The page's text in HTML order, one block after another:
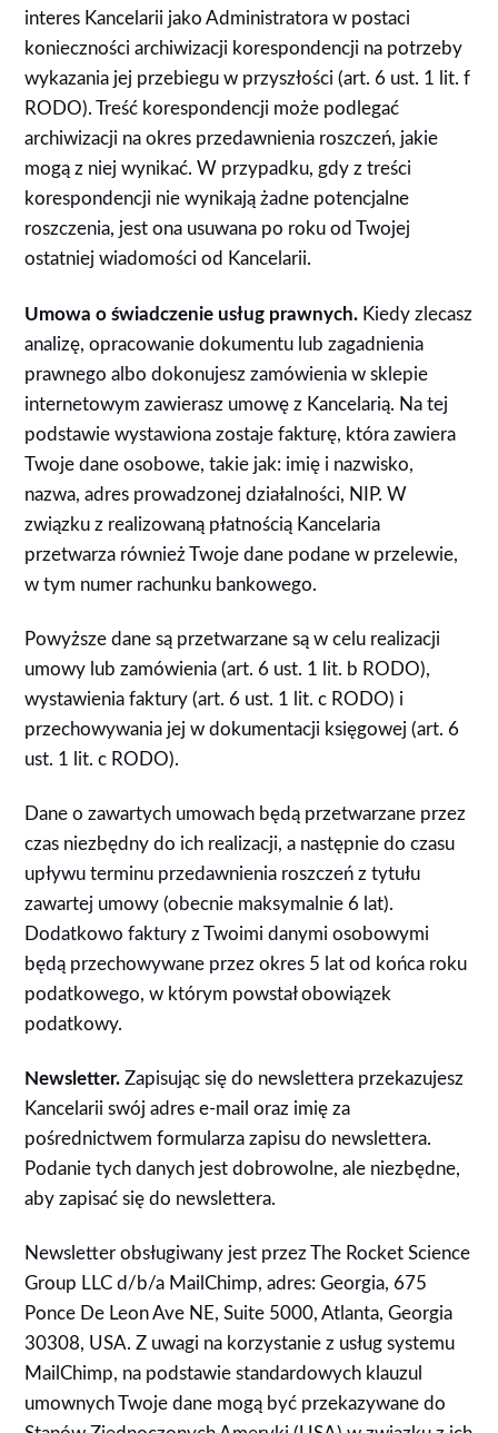
interes Kancelarii jako Administratora w postaci
konieczności archiwizacji korespondencji na potrzeby
wykazania jej przebiegu w przyszłości (art. 6 ust. 1 lit. f
RODO). Treść korespondencji może podlegać
archiwizacji na okres przedawnienia roszczeń, jakie
mogą z niej wynikać. W przypadku, gdy z treści
korespondencji nie wynikają żadne potencjalne
roszczenia, jest ona usuwana po roku od Twojej
ostatniej wiadomości od Kancelarii.
Umowa o świadczenie usług prawnych. Kiedy zlecasz
analizę, opracowanie dokumentu lub zagadnienia
prawnego albo dokonujesz zamówienia w sklepie
internetowym zawierasz umowę z Kancelarią. Na tej
podstawie wystawiona zostaje fakturę, która zawiera
Twoje dane osobowe, takie jak: imię i nazwisko,
nazwa, adres prowadzonej działalności, NIP. W
związku z realizowaną płatnością Kancelaria
przetwarza również Twoje dane podane w przelewie,
w tym numer rachunku bankowego.
Powyższe dane są przetwarzane są w celu realizacji
umowy lub zamówienia (art. 6 ust. 1 lit. b RODO),
wystawienia faktury (art. 6 ust. 1 lit. c RODO) i
przechowywania jej w dokumentacji księgowej (art. 6
ust. 1 lit. c RODO).
Dane o zawartych umowach będą przetwarzane przez
czas niezbędny do ich realizacji, a następnie do czasu
upływu terminu przedawnienia roszczeń z tytułu
zawartej umowy (obecnie maksymalnie 6 lat).
Dodatkowo faktury z Twoimi danymi osobowymi
będą przechowywane przez okres 5 lat od końca roku
podatkowego, w którym powstał obowiązek
podatkowy.
Newsletter. Zapisując się do newslettera przekazujesz
Kancelarii swój adres e-mail oraz imię za
pośrednictwem formularza zapisu do newslettera.
Podanie tych danych jest dobrowolne, ale niezbędne,
aby zapisać się do newslettera.
Newsletter obsługiwany jest przez The Rocket Science
Group LLC d/b/a MailChimp, adres: Georgia, 675
Ponce De Leon Ave NE, Suite 5000, Atlanta, Georgia
30308, USA. Z uwagi na korzystanie z usług systemu
MailChimp, na podstawie standardowych klauzul
umownych Twoje dane mogą być przekazywane do